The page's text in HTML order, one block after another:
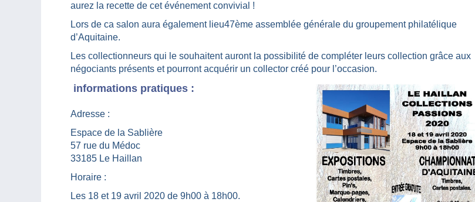
aurez la recette de cet événement convivial !
Lors de ca salon aura également lieu47ème assemblée générale du groupement philatélique
d’Aquitaine.
Les collectionneurs qui le souhaitent auront la possibilité de compléter leurs collection grâce aux
négociants présents et pourront acquérir un collector créé pour l’occasion.
informations pratiques :
Adresse :
Espace de la Sablière
57 rue du Médoc
33185 Le Haillan
Horaire :
Les 18 et 19 avril 2020 de 9h00 à 18h00.